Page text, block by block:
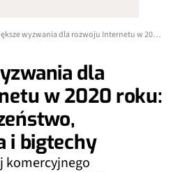
Największe wyzwania dla rozwoju Internetu w 2020 roku: cyberbezpieczeństwo, dezinformacja i bigtechy
dla
w 2020 roku:
i bigtechy
komercyjnego